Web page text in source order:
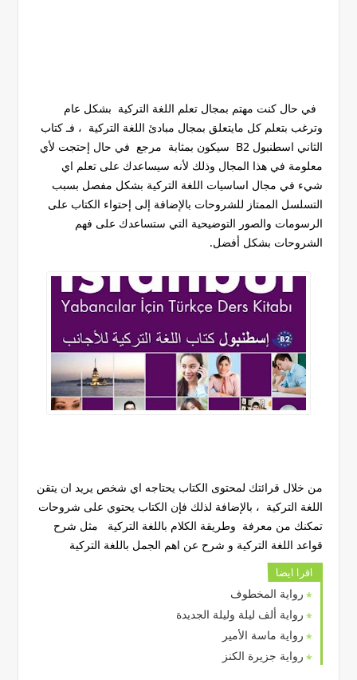
في حال كنت مهتم بمجال تعلم اللغة التركية بشكل عام
وترغب بتعلم كل مايتعلق بمجال مبادئ اللغة التركية ، فـ كتاب
الثاني اسطنبول B2 سيكون بمثابة مرجع في حال إحتجت لأي
معلومة في هذا المجال وذلك لأنه سيساعدك على تعلم اي
شيء في مجال اساسيات اللغة التركية بشكل مفصل بسبب
التسلسل الممتاز للشروحات بالإضافة إلى إحتواء الكتاب على
الرسومات والصور التوضيحية التي ستساعدك على فهم
الشروحات بشكل أفضل.
من خلال قرائتك لمحتوى الكتاب يحتاجه اي شخص يريد ان يتقن
اللغة التركية ، بالإضافة لذلك فإن الكتاب يحتوي على شروحات
تمكنك من معرفة وطريقة الكلام باللغة التركية مثل شرح
قواعد اللغة التركية و شرح عن اهم الجمل باللغة التركية
اقرا ايضا
رواية المخطوف
رواية ألف ليلة وليلة الجديدة
رواية ماسة الأمير
رواية جزيرة الكنز